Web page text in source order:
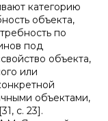
категорию
объекта,
по
под
объекта,
или
объектами,
с. 23].